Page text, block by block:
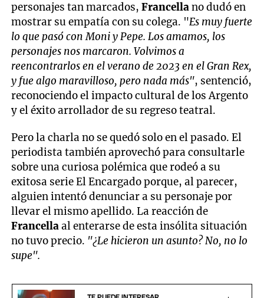
personajes tan marcados,Francellano dudó en
mostrar su empatía con su colega. "Es muy fuerte
lo que pasó con Moni y Pepe. Los amamos, los
personajes nos marcaron. Volvimos a
reencontrarlos en el verano de 2023 en el Gran Rex,
y fue algo maravilloso, pero nada más", sentenció,
reconociendo el impacto cultural de los Argento
y el éxito arrollador de su regreso teatral.
Pero la charla no se quedó solo en el pasado. El
periodista también aprovechó para consultarle
sobre una curiosa polémica que rodeó a su
exitosa serie El Encargado porque, al parecer,
alguien intentó denunciar a su personaje por
llevar el mismo apellido. La reacción de
Francellaal enterarse de esta insólita situación
no tuvo precio. "¿Le hicieron un asunto? No, no lo
supe".